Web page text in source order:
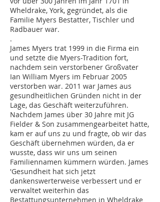
Wheldrake, York, gegründet, als die
Familie Myers Bestatter, Tischler und
Radbauer war.
.
James Myers trat 1999 in die Firma ein
und setzte die Myers-Tradition fort,
nachdem sein verstorbener Großvater
Ian William Myers im Februar 2005
verstorben war. 2011 war James aus
gesundheitlichen Gründen nicht in der
Lage, das Geschäft weiterzuführen.
Nachdem James über 30 Jahre mit JG
Fielder & Son zusammengearbeitet hatte,
kam er auf uns zu und fragte, ob wir das
Geschäft übernehmen würden, da er
wusste, dass wir uns um seinen
Familiennamen kümmern würden. James
'Gesundheit hat sich jetzt
dankenswerterweise verbessert und er
verwaltet weiterhin das
Bestattungsunternehmen in Wheldrake